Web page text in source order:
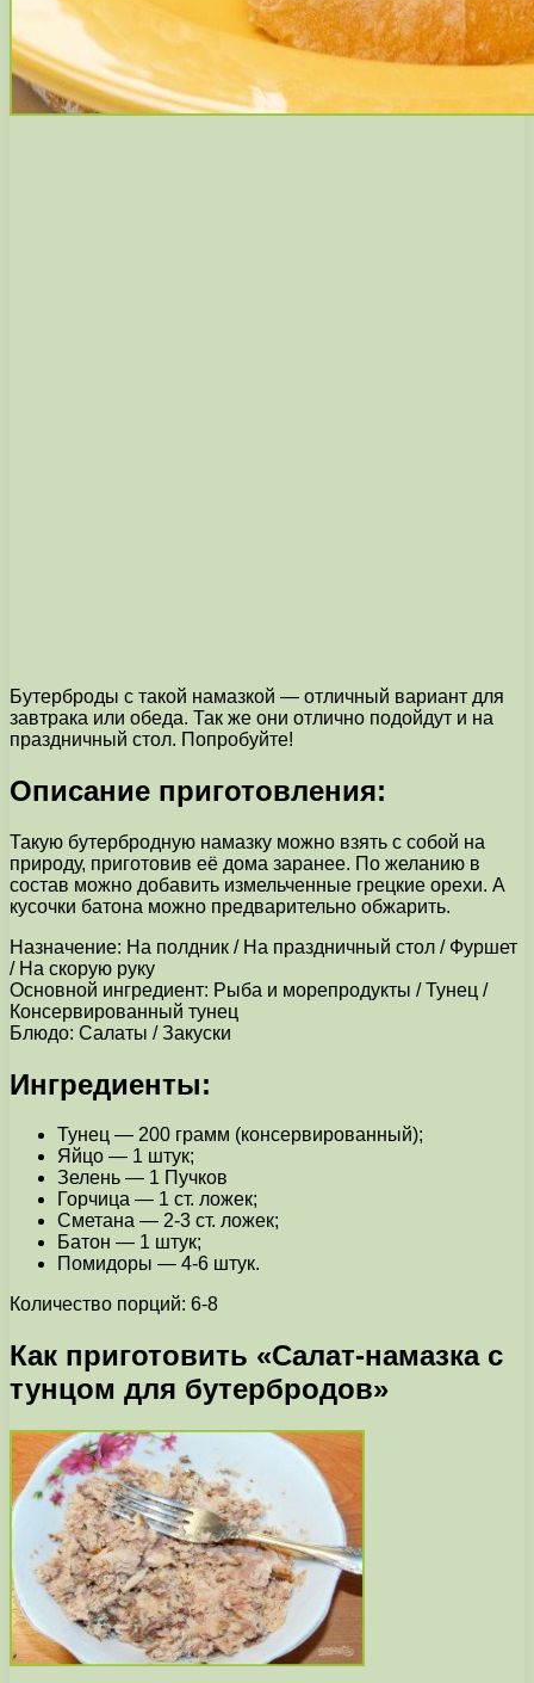
Бутерброды с такой намазкой — отличный вариант для
завтрака или обеда. Так же они отлично подойдут и на
праздничный стол. Попробуйте!
Описание приготовления:
Такую бутербродную намазку можно взять с собой на
природу, приготовив её дома заранее. По желанию в
состав можно добавить измельченные грецкие орехи. А
кусочки батона можно предварительно обжарить.
Назначение: На полдник / На праздничный стол / Фуршет
/ На скорую руку
Основной ингредиент: Рыба и морепродукты / Тунец /
Консервированный тунец
Блюдо: Салаты / Закуски
Ингредиенты:
Тунец — 200 грамм (консервированный);
Яйцо — 1 штук;
Зелень — 1 Пучков
Горчица — 1 ст. ложек;
Сметана — 2-3 ст. ложек;
Батон — 1 штук;
Помидоры — 4-6 штук.
Количество порций: 6-8
Как приготовить «Салат-намазка с
тунцом для бутербродов»